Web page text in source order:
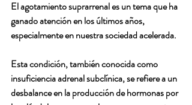
El agotamiento suprarrenal es un tema que ha
ganado atención en los últimos años,
especialmente en nuestra sociedad acelerada.
Esta condición, también conocida como
insuficiencia adrenal subclínica, se refiere a un
desbalance en la producción de hormonas por